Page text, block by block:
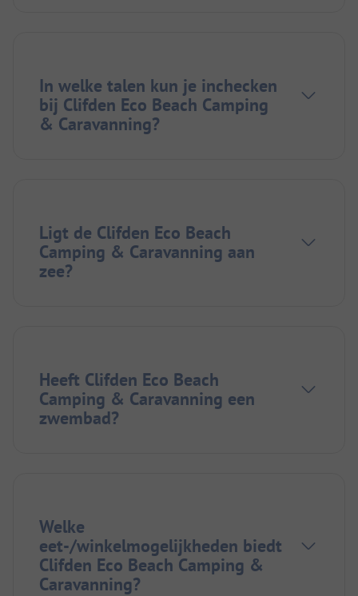
In welke talen kun je inchecken
bij Clifden Eco Beach Camping
& Caravanning?
Ligt de Clifden Eco Beach
Camping & Caravanning aan
zee?
Heeft Clifden Eco Beach
Camping & Caravanning een
zwembad?
Welke
eet-/winkelmogelijkheden biedt
Clifden Eco Beach Camping &
Caravanning?